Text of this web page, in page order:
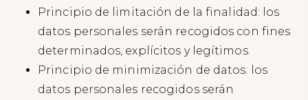
Principio de limitación de la finalidad: los
datos personales serán recogidos con fines
determinados, explícitos y legítimos.
Principio de minimización de datos: los
datos personales recogidos serán